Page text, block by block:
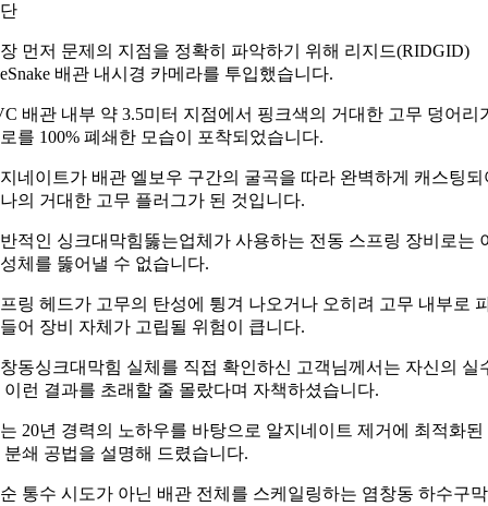
먼저 문제의 지점을 정확히 파악하기 위해 리지드(RIDGID)
배관 내시경 카메라를 투입했습니다.
배관 내부 약 3.5미터 지점에서 핑크색의 거대한 고무 덩어리
를 100% 폐쇄한 모습이 포착되었습니다.
네이트가 배관 엘보우 구간의 굴곡을 따라 완벽하게 캐스팅되
의 거대한 고무 플러그가 된 것입니다.
적인 싱크대막힘뚫는업체가 사용하는 전동 스프링 장비로는
체를 뚫어낼 수 없습니다.
링 헤드가 고무의 탄성에 튕겨 나오거나 오히려 고무 내부로
어 장비 자체가 고립될 위험이 큽니다.
동싱크대막힘 실체를 직접 확인하신 고객님께서는 자신의 실
이런 결과를 초래할 줄 몰랐다며 자책하셨습니다.
20년 경력의 노하우를 바탕으로 알지네이트 제거에 최적화된
분쇄 공법을 설명해 드렸습니다.
통수 시도가 아닌 배관 전체를 스케일링하는 염창동 하수구